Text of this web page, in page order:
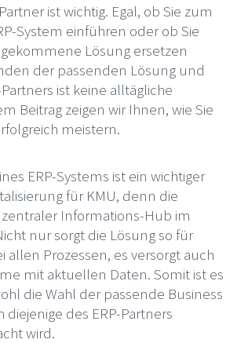
ist wichtig. Egal, ob Sie zum
System einführen oder ob Sie
Lösung ersetzen
der passenden Lösung und
ist keine alltägliche
Beitrag zeigen wir Ihnen, wie Sie
meistern.
ERP-Systems ist ein wichtiger
für KMU, denn die
Informations-Hub im
nur sorgt die Lösung so für
allen Prozessen, es versorgt auch
mit aktuellen Daten. Somit ist es
die Wahl der passende Business
diejenige des ERP-Partners
wird.